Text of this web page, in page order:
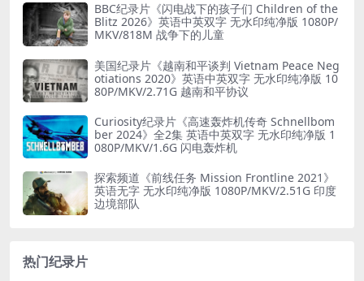
BBC纪录片《闪电战下的孩子们 Children of the
Blitz 2026》英语中英双字 无水印纯净版 1080P/
MKV/818M 战争下的儿童
美国纪录片《越南和平谈判 Vietnam Peace Neg
otiations 2020》英语中英双字 无水印纯净版 10
80P/MKV/2.71G 越南和平协议
Curiosity纪录片《高速轰炸机传奇 Schnellbom
ber 2024》全2集 英语中英双字 无水印纯净版 1
080P/MKV/1.6G 闪电轰炸机
探索频道《前线任务 Mission Frontline 2021》
英语无字 无水印纯净版 1080P/MKV/2.51G 印度
边境部队
热门纪录片